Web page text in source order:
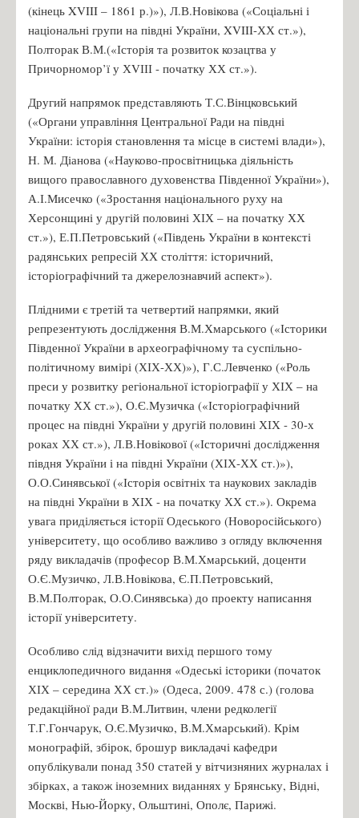
(кінець XVIII – 1861 р.)»), Л.В.Новікова («Соціальні і
національні групи на півдні України, XVIII-ХХ ст.»),
Полторак В.М.(«Історія та розвиток козацтва у
Причорномор’ї у ХVІІІ - початку ХХ ст.»).
Другий напрямок представляють Т.С.Вінцковський
(«Органи управління Центральної Ради на півдні
України: історія становлення та місце в системі влади»),
Н. М. Діанова («Науково-просвітницька діяльність
вищого православного духовенства Південної України»),
А.І.Мисечко («Зростання національного руху на
Херсонщині у другій половині ХІХ – на початку ХХ
ст.»), Е.П.Петровський («Південь України в контексті
радянських репресій ХХ століття: історичний,
історіографічний та джерелознавчий аспект»).
Плідними є третій та четвертий напрямки, який
репрезентують дослідження В.М.Хмарського («Історики
Південної України в археографічному та суспільно-
політичному вимірі (ХІХ-ХХ)»), Г.С.Левченко («Роль
преси у розвитку регіональної історіографії у ХІХ – на
початку ХХ ст.»), О.Є.Музичка («Історіографічний
процес на півдні України у другій половині ХІХ - 30-х
роках ХХ ст.»), Л.В.Новікової («Історичні дослідження
півдня України і на півдні України (ХІХ-ХХ ст.)»),
О.О.Синявської («Історія освітніх та наукових закладів
на півдні України в ХІХ - на початку ХХ ст.»). Окрема
увага приділяється історії Одеського (Новоросійського)
університету, що особливо важливо з огляду включення
ряду викладачів (професор В.М.Хмарський, доценти
О.Є.Музичко, Л.В.Новікова, Є.П.Петровський,
В.М.Полторак, О.О.Синявська) до проекту написання
історії університету.
Особливо слід відзначити вихід першого тому
енциклопедичного видання «Одеські історики (початок
ХІХ – середина ХХ ст.)» (Одеса, 2009. 478 с.) (голова
редакційної ради В.М.Литвин, члени редколегії
Т.Г.Гончарук, О.Є.Музичко, В.М.Хмарський). Крім
монографій, збірок, брошур викладачі кафедри
опублікували понад 350 статей у вітчизняних журналах і
збірках, а також іноземних виданнях у Брянську, Відні,
Москві, Нью-Йорку, Ольштині, Ополє, Парижі.